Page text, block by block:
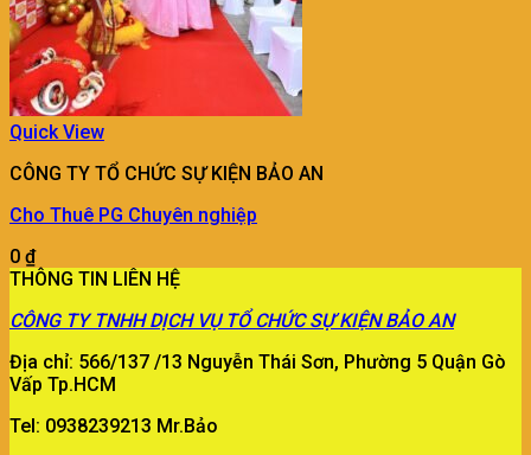
Quick View
CÔNG TY TỔ CHỨC SỰ KIỆN BẢO AN
Cho Thuê PG Chuyên nghiệp
0 ₫
THÔNG TIN LIÊN HỆ
CÔNG TY TNHH DỊCH VỤ TỔ CHỨC SỰ KIỆN BẢO AN
Địa chỉ: 566/137 /13 Nguyễn Thái Sơn, Phường 5 Quận Gò
Vấp Tp.HCM
Tel: 0938239213 Mr.Bảo